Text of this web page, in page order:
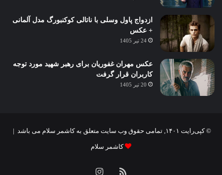
ازدواج پاول وسلی با ناتالی کوکنبورگ مدل آلمانی
+ عکس
24 تیر 1405
عکس مهران غفوریان برای رهبر شهید مورد توجه
کاربران قرار گرفت
20 تیر 1405
© کپی‌رایت ۱۴۰۱, تمامی حقوق وب سایت متعلق به کاشمر سلام می باشد |
کاشمر سلام
خوراکاینستاگرام